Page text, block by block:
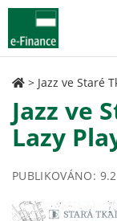
> Jazz ve Staré
Jazz ve
Lazy
PUBLIKOVÁNO: